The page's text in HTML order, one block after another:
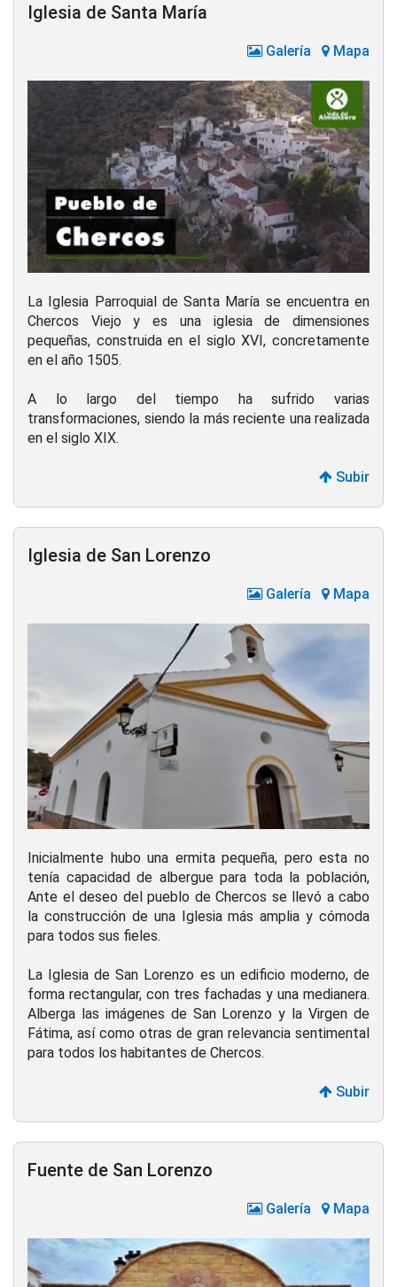
Iglesia de Santa María
Galería Mapa
La Iglesia Parroquial de Santa María se encuentra en
Chercos Viejo y es una iglesia de dimensiones
pequeñas, construida en el siglo XVI, concretamente
en el año 1505.
A lo largo del tiempo ha sufrido varias
transformaciones, siendo la más reciente una realizada
en el siglo XIX.
Subir
Iglesia de San Lorenzo
Galería Mapa
Inicialmente hubo una ermita pequeña, pero esta no
tenía capacidad de albergue para toda la población,
Ante el deseo del pueblo de Chercos se llevó a cabo
la construcción de una Iglesia más amplia y cómoda
para todos sus fieles.
La Iglesia de San Lorenzo es un edificio moderno, de
forma rectangular, con tres fachadas y una medianera.
Alberga las imágenes de San Lorenzo y la Virgen de
Fátima, así como otras de gran relevancia sentimental
para todos los habitantes de Chercos.
Subir
Fuente de San Lorenzo
Galería Mapa